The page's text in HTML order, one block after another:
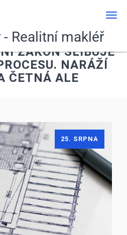
Realitní makléř
ZÁKON SLIBUJE
NARÁŽÍ
ČETNÁ ALE
25. SRPNA